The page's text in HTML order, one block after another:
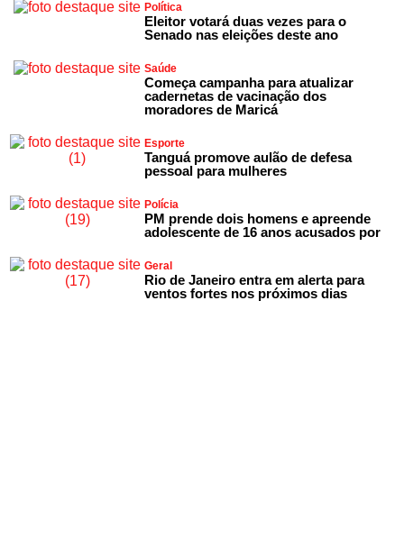
Política
Eleitor votará duas vezes para o
Senado nas eleições deste ano
Saúde
Começa campanha para atualizar
cadernetas de vacinação dos
moradores de Maricá
Esporte
Tanguá promove aulão de defesa
pessoal para mulheres
Polícia
PM prende dois homens e apreende
adolescente de 16 anos acusados por
Geral
Rio de Janeiro entra em alerta para
ventos fortes nos próximos dias